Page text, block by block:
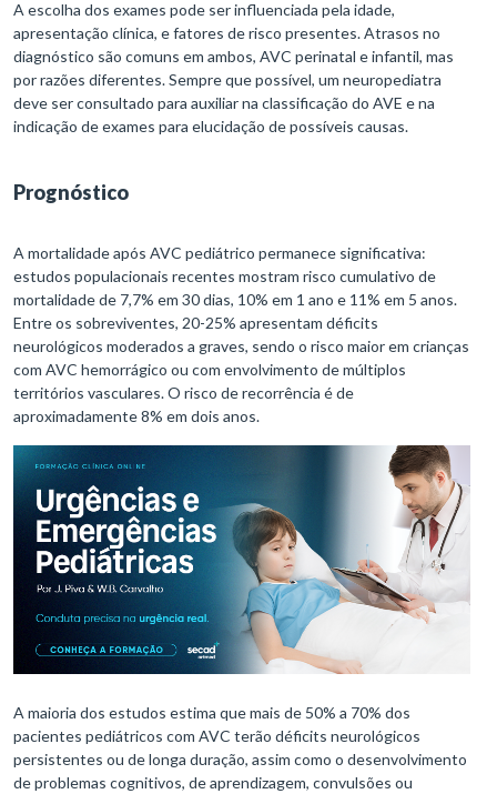
A escolha dos exames pode ser influenciada pela idade,
apresentação clínica, e fatores de risco presentes. Atrasos no
diagnóstico são comuns em ambos, AVC perinatal e infantil, mas
por razões diferentes. Sempre que possível, um neuropediatra
deve ser consultado para auxiliar na classificação do AVE e na
indicação de exames para elucidação de possíveis causas.
Prognóstico
A mortalidade após AVC pediátrico permanece significativa:
estudos populacionais recentes mostram risco cumulativo de
mortalidade de 7,7% em 30 dias, 10% em 1 ano e 11% em 5 anos.
Entre os sobreviventes, 20-25% apresentam déficits
neurológicos moderados a graves, sendo o risco maior em crianças
com AVC hemorrágico ou com envolvimento de múltiplos
territórios vasculares. O risco de recorrência é de
aproximadamente 8% em dois anos.
A maioria dos estudos estima que mais de 50% a 70% dos
pacientes pediátricos com AVC terão déficits neurológicos
persistentes ou de longa duração, assim como o desenvolvimento
de problemas cognitivos, de aprendizagem, convulsões ou